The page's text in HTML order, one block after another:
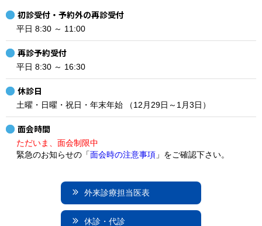
初診受付・予約外の再診受付
平日 8:30 ～ 11:00
再診予約受付
平日 8:30 ～ 16:30
休診日
土曜・日曜・祝日・年末年始 （12月29日～1月3日）
面会時間
ただいま、面会制限中
緊急のお知らせの「面会時の注意事項 」をご確認下さい。
外来診療担当医表
休診・代診